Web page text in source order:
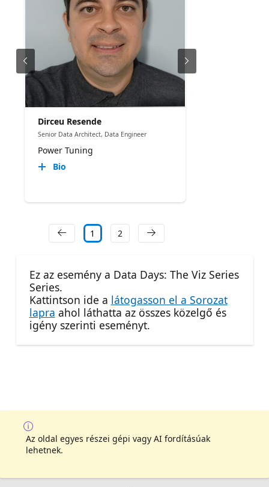
Dirceu Resende
Senior Data Architect, Data Engineer
Power Tuning
Bio
1 2
Ez az esemény a Data Days: The Viz Series
Series.
Kattintson ide a látogasson el a Sorozat
lapra ahol láthatta az összes közelgő és
igény szerinti eseményt.
Az oldal egyes részei gépi vagy AI fordításúak
lehetnek.